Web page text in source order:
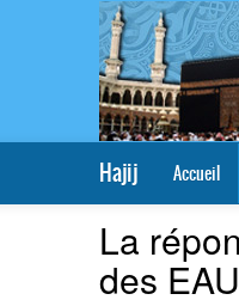
Hajij Accueil
La
des